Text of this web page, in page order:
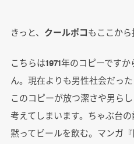
きっと、 クールポコもここから
こちらは1971年のコピーです
ん。現在よりも男性社会だっ
このコピーが放つ潔さや男ら
考えてしまいます。ちゃぶ台
黙ってビールを飲む。マンガ